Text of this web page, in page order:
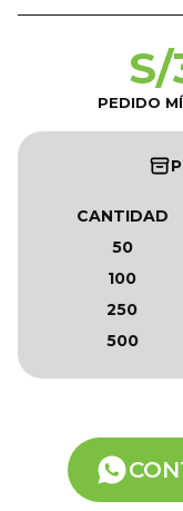
S/
PEDIDO
CANTIDAD
50
100
250
500